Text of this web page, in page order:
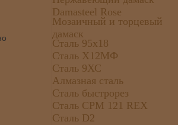
Damasteel Rose
Мозаичный и торцевый
дамаск
Сталь 95х18
Сталь Х12МФ
Сталь 9ХС
Алмазная сталь
Сталь быстрорез
Сталь CPM 121 REX
Сталь D2